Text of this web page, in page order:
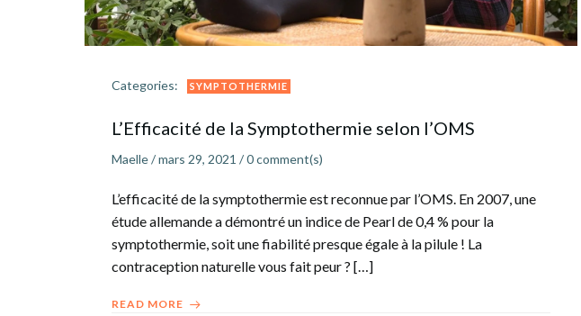
Categories: SYMPTOTHERMIE
L’Efficacité de la Symptothermie selon l’OMS
Maelle/mars 29, 2021 /0comment(s)
L’efficacité de la symptothermie est reconnue par l’OMS. En 2007, une
étude allemande a démontré un indice de Pearl de 0,4 % pour la
symptothermie, soit une fiabilité presque égale à la pilule ! La
contraception naturelle vous fait peur ? […]
READ MORE